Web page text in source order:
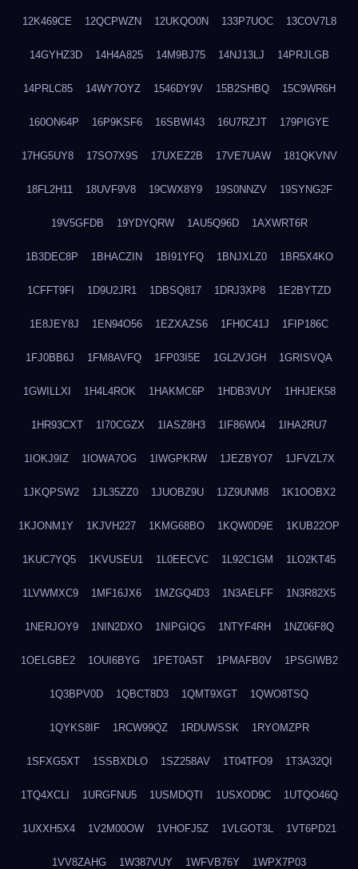
12K469CE 12QCPWZN 12UKQO0N 133P7UOC 13COV7L8
14GYHZ3D 14H4A825 14M9BJ75 14NJ13LJ 14PRJLGB
14PRLC85 14WY7OYZ 1546DY9V 15B2SHBQ 15C9WR6H
160ON64P 16P9KSF6 16SBWI43 16U7RZJT 179PIGYE
17HG5UY8 17SO7X9S 17UXEZ2B 17VE7UAW 181QKVNV
18FL2H11 18UVF9V8 19CWX8Y9 19S0NNZV 19SYNG2F
19V5GFDB 19YDYQRW 1AU5Q96D 1AXWRT6R
1B3DEC8P 1BHACZIN 1BI91YFQ 1BNJXLZ0 1BR5X4KO
1CFFT9FI 1D9U2JR1 1DBSQ817 1DRJ3XP8 1E2BYTZD
1E8JEY8J 1EN94O56 1EZXAZS6 1FH0C41J 1FIP186C
1FJ0BB6J 1FM8AVFQ 1FP03I5E 1GL2VJGH 1GRISVQA
1GWILLXI 1H4L4ROK 1HAKMC6P 1HDB3VUY 1HHJEK58
1HR93CXT 1I70CGZX 1IASZ8H3 1IF86W04 1IHA2RU7
1IOKJ9IZ 1IOWA7OG 1IWGPKRW 1JEZBYO7 1JFVZL7X
1JKQPSW2 1JL35ZZ0 1JUOBZ9U 1JZ9UNM8 1K1OOBX2
1KJONM1Y 1KJVH227 1KMG68BO 1KQW0D9E 1KUB22OP
1KUC7YQ5 1KVUSEU1 1L0EECVC 1L92C1GM 1LO2KT45
1LVWMXC9 1MF16JX6 1MZGQ4D3 1N3AELFF 1N3R82X5
1NERJOY9 1NIN2DXO 1NIPGIQG 1NTYF4RH 1NZ06F8Q
1OELGBE2 1OUI6BYG 1PET0A5T 1PMAFB0V 1PSGIWB2
1Q3BPV0D 1QBCT8D3 1QMT9XGT 1QWO8TSQ
1QYKS8IF 1RCW99QZ 1RDUWSSK 1RYOMZPR
1SFXG5XT 1SSBXDLO 1SZ258AV 1T04TFO9 1T3A32QI
1TQ4XCLI 1URGFNU5 1USMDQTI 1USXOD9C 1UTQO46Q
1UXXH5X4 1V2M00OW 1VHOFJ5Z 1VLGOT3L 1VT6PD21
1VV8ZAHG 1W387VUY 1WFVB76Y 1WPX7P03